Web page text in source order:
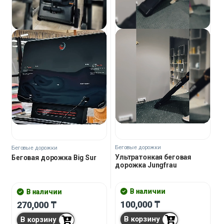
Беговые дорожки
Беговая дорожка Big Sur
В наличии
270,000 ₸
В корзину
Беговые дорожки
Ультратонкая беговая
дорожка Jungfrau
В наличии
100,000 ₸
В корзину